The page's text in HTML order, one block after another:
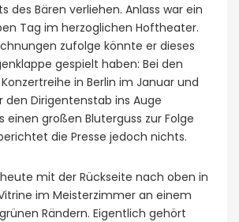
des Bären verliehen. Anlass war ein
Tag im herzoglichen Hoftheater.
zufolge könnte er dieses
gespielt haben: Bei den
in Berlin im Januar und
den Dirigentenstab ins Auge
einen großen Bluterguss zur Folge
die Presse jedoch nichts.
mit der Rückseite nach oben in
im Meisterzimmer an einem
Rändern. Eigentlich gehört